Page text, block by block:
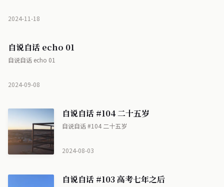
2024-11-18
自说自话 echo 01
自说自话 echo 01
2024-09-08
自说自话 #104 二十五岁
自说自话 #104 二十五岁
2024-08-03
自说自话 #103 高考七年之后